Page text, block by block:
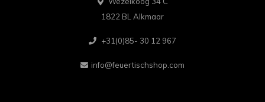
1822 BL Alkmaar
+31(0)85- 30 12 967
info@feuertischshop.com